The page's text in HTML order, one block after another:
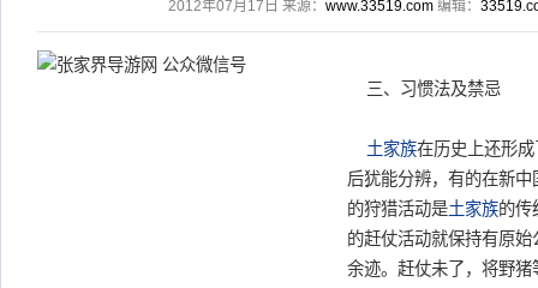
2012年07月17日 来源： www.33519.com编辑：
三、习惯法及禁忌
土家族在历史上还形
后犹能分辨，有的在新
的狩猎活动是土家族的传
的赶仗活动就保持有原
余迹。赶仗未了，将野